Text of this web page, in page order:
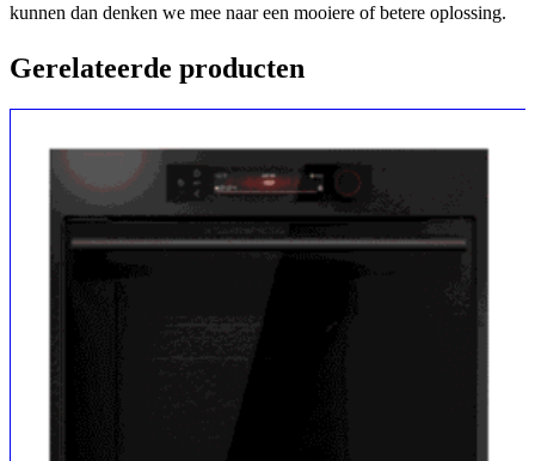
kunnen dan denken we mee naar een mooiere of betere oplossing.
Gerelateerde producten